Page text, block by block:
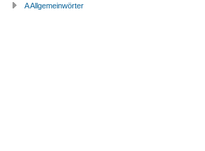
A Allgemeinwörter